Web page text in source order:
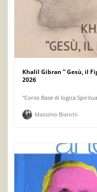
Khalil Gibran ” Gesù, il
2026
"Corso Base di logica
Massimo Bianchi